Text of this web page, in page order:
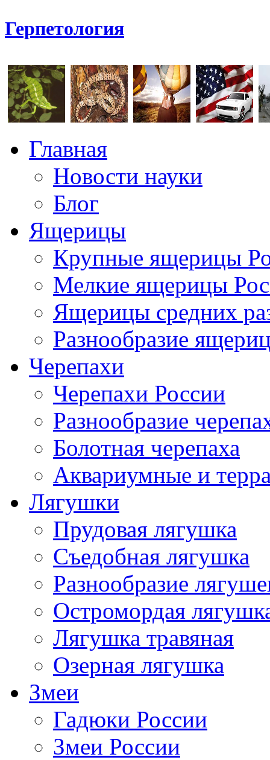
Герпетология
Главная
Новости науки
Блог
Ящерицы
Крупные ящерицы
Мелкие ящерицы
Ящерицы средних
Разнообразие
Черепахи
Черепахи России
Разнообразие
Болотная черепаха
Аквариумные и
Лягушки
Прудовая лягушка
Съедобная лягушка
Разнообразие
Остромордая
Лягушка травяная
Озерная лягушка
Змеи
Гадюки России
Змеи России